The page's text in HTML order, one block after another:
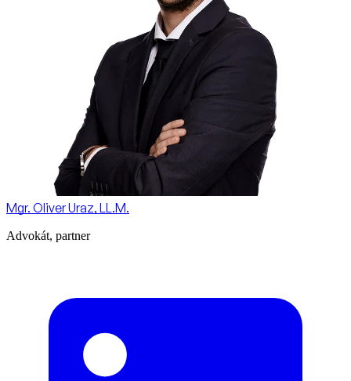
Mgr. Oliver Uraz, LL.M.
Advokát, partner